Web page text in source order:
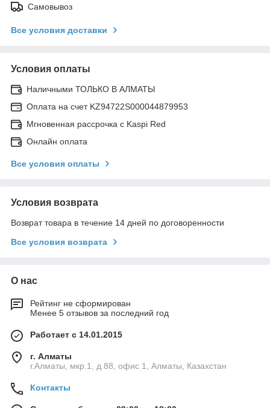
Самовывоз
Все условия доставки
Условия оплаты
Наличными ТОЛЬКО В АЛМАТЫ
Оплата на счет KZ94722S000044879953
Мгновенная рассрочка с Kaspi Red
Онлайн оплата
Все условия оплаты
Условия возврата
Возврат товара в течение 14 дней по договоренности
Все условия возврата
О нас
Рейтинг не сформирован
Менее 5 отзывов за последний год
Работает с 14.01.2015
г. Алматы
г.Алматы, мкр.1, д.88, офис 1, Алматы, Казахстан
Контакты